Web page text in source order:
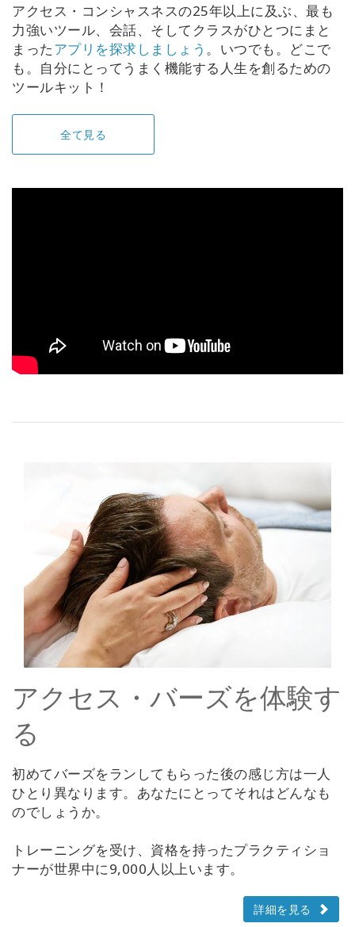
アクセス・コンシャスネスの25年以上に及ぶ、最も
力強いツール、会話、そしてクラスがひとつにまと
まったアプリを探求しましょう 。いつでも。どこで
も。自分にとってうまく機能する人生を創るための
ツールキット！
全て見る
アクセス・バーズを体験す
る
初めてバーズをランしてもらった後の感じ方は一人
ひとり異なります。あなたにとってそれはどんなも
のでしょうか。
トレーニングを受け、資格を持ったプラクティショ
ナーが世界中に9,000人以上います。
詳細を見る